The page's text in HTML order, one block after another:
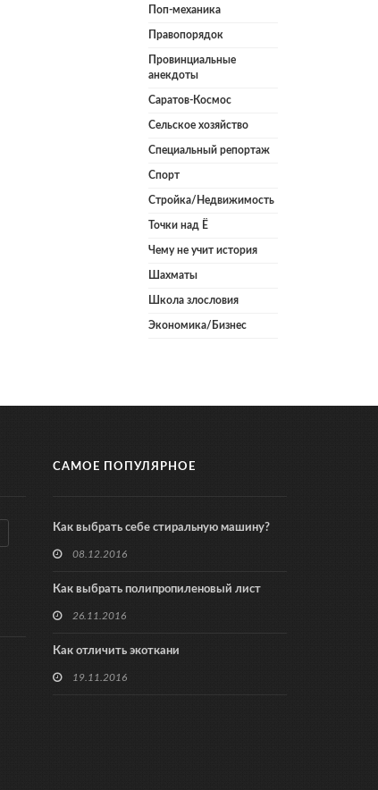
Поп-механика
Правопорядок
Провинциальные
анекдоты
Саратов-Космос
Сельское хозяйство
Специальный репортаж
Спорт
Стройка/Недвижимость
Точки над Ё
Чему не учит история
Шахматы
Школа злословия
Экономика/Бизнес
САМОЕ ПОПУЛЯРНОЕ
Как выбрать себе стиральную машину?
08.12.2016
Как выбрать полипропиленовый лист
26.11.2016
Как отличить экоткани
19.11.2016